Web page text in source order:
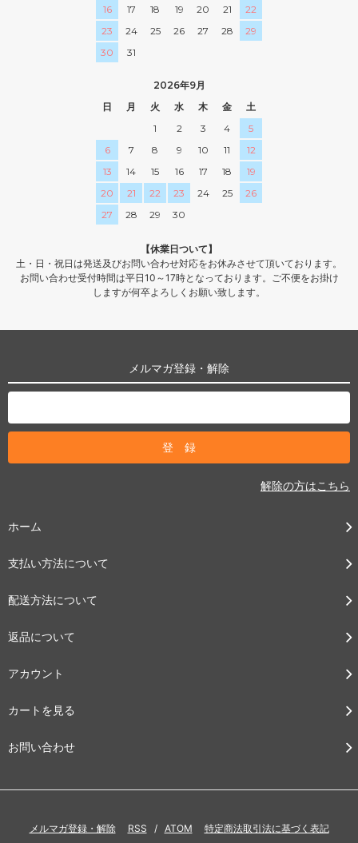
16
17 18 19 20 21
22
23
24 25 26 27 28
29
30
31
2026年9月
日
月 火 水 木 金
土
1
2 3 4
5
6
7 8 9 10 11
12
13
14 15 16 17 18
19
20
21 22 23 24 25
26
27
28 29 30
【休業日ついて】
土・日・祝日は発送及びお問い合わせ対応をお休みさせて頂いております。
お問い合わせ受付時間は平日10～17時となっております。ご不便をお掛け
しますが何卒よろしくお願い致します。
メルマガ登録・解除
解除の方はこちら
ホーム
支払い方法について
配送方法について
返品について
アカウント
カートを見る
お問い合わせ
メルマガ登録・解除 RSS / ATOM 特定商法取引法に基づく表記